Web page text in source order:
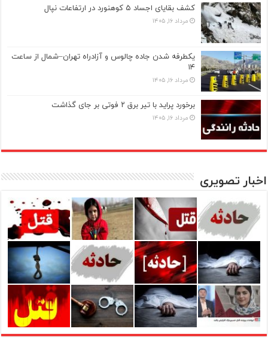
کشف بقایای اجساد ۵ کوهنورد در ارتفاعات نپال
مرداد ۱۶, ۱۴۰۵
یکطرفه شدن جاده چالوس و آزادراه تهران–شمال از ساعت
۱۴
مرداد ۱۶, ۱۴۰۵
برخورد پراید با تیر برق ۲ فوتی بر جای گذاشت
مرداد ۱۶, ۱۴۰۵
اخبار تصویری